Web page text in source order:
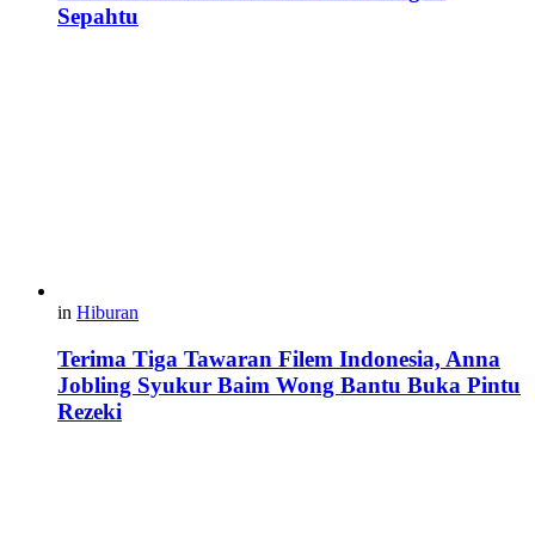
Sepahtu
in Hiburan
Terima Tiga Tawaran Filem Indonesia, Anna
Jobling Syukur Baim Wong Bantu Buka Pintu
Rezeki